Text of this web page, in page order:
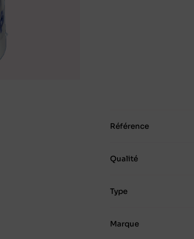
Référence
Qualité
Type
Marque